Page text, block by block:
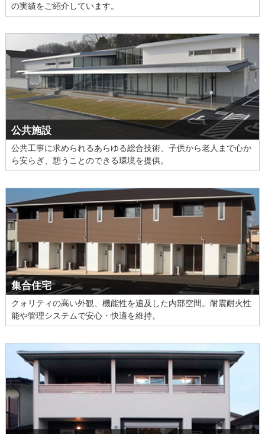
の実績をご紹介しています。
公共施設
公共工事に求められるあらゆる総合技術、子供から老人まで心か
ら安らぎ、憩うことのできる環境を提供。
集合住宅
クォリティの高い外観、機能性を追及した内部空間。耐震耐火性
能や管理システムで安心・快適を維持。